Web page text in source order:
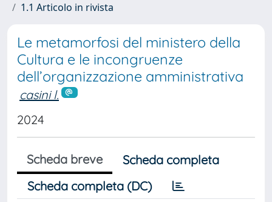
1.1 Articolo in rivista
Le metamorfosi del ministero della
Cultura e le incongruenze
dell’organizzazione amministrativa
casini l.
2024
Scheda breve
Scheda completa
Scheda completa (DC)